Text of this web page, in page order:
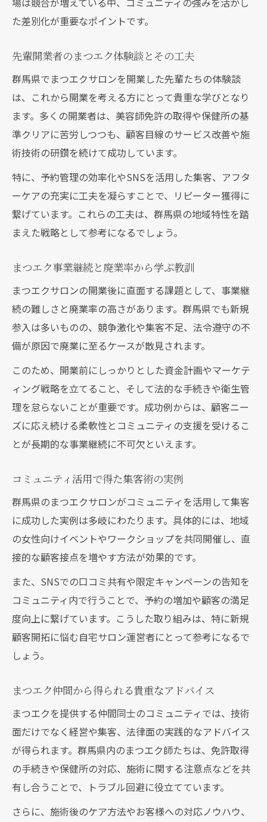
た差別化が重要なポイントです。
先輩開業者のまつエク体験談とその工夫
群馬県でまつエクサロンを開業した先輩たちの体験談
は、これから開業を考える方にとって貴重な学びとなり
ます。多くの開業者は、美容師免許の取得や保健所の基
準クリアに苦労しつつも、顧客目線のサービス改善や施
術技術の研鑽を続けて成功しています。
特に、予約管理の効率化やSNSを活用した集客、アフタ
ーケアの充実に工夫を凝らすことで、リピーター獲得に
繋げています。これらの工夫は、群馬県の地域特性を踏
まえた戦略として参考になるでしょう。
まつエク事業継続と廃業率から学ぶ教訓
まつエクサロンの開業後に直面する課題として、事業継
続の難しさと廃業率の高さがあります。群馬県でも新規
参入は多いものの、競争激化や集客不足、法令遵守の不
備が原因で廃業に至るケースが散見されます。
このため、開業前にしっかりとした資金計画やマーケテ
ィング戦略を立てること、そして法的な手続きや衛生管
理を怠らないことが重要です。成功例からは、顧客ニー
ズに応え続ける柔軟性とコミュニティの支援を受けるこ
とが長期的な事業継続に不可欠といえます。
コミュニティ活用で得た集客術の実例
群馬県のまつエクサロンがコミュニティを活用して集客
に成功した実例は多岐にわたります。具体的には、地域
の女性向けイベントやワークショップを共同開催し、直
接的な顧客接点を増やす方法が効果的です。
また、SNSでの口コミ共有や限定キャンペーンの告知を
コミュニティ内で行うことで、予約の増加や顧客の満足
度向上に繋げています。こうした取り組みは、特に新規
顧客開拓に悩む自宅サロン運営者にとって参考になるで
しょう。
まつエク仲間から得られる貴重なアドバイス
まつエクを提供する仲間同士のコミュニティでは、技術
面だけでなく経営や集客、法律面の実践的なアドバイス
が得られます。群馬県内のまつエク師たちは、免許取得
の手続きや保健所の対応、施術に関する注意点などを共
有し合うことで、トラブル回避に役立てています。
さらに、施術後のケア方法やお客様への対応ノウハウ、